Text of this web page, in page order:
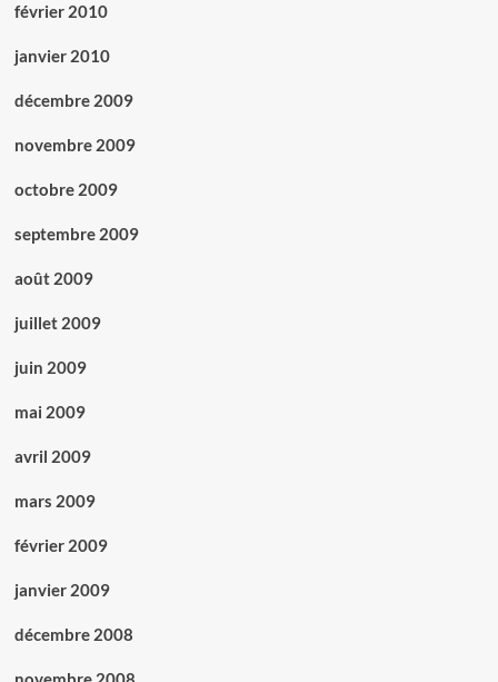
février 2010
janvier 2010
décembre 2009
novembre 2009
octobre 2009
septembre 2009
août 2009
juillet 2009
juin 2009
mai 2009
avril 2009
mars 2009
février 2009
janvier 2009
décembre 2008